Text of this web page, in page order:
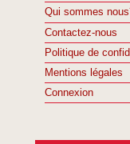
Qui sommes
Contactez-nous
Politique de
Mentions légales
Connexion